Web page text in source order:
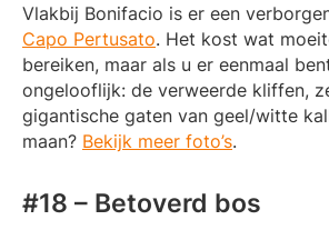
Vlakbij Bonifacio is er een
Capo Pertusato. Het kost wat
bereiken, maar als u er eenmaal
ongelooflijk: de verweerde kliffen,
gigantische gaten van geel/witte
maan? Bekijk meer foto’s.
#18 – Betoverd bos